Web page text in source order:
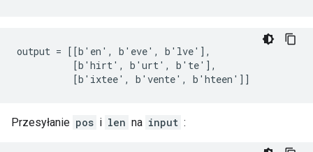
output = [[b'en', b'eve', b'lve'],
          [b'hirt', b'urt', b'te'],
          [b'ixtee', b'vente', b'hteen']]
Przesyłanie pos i len na input :